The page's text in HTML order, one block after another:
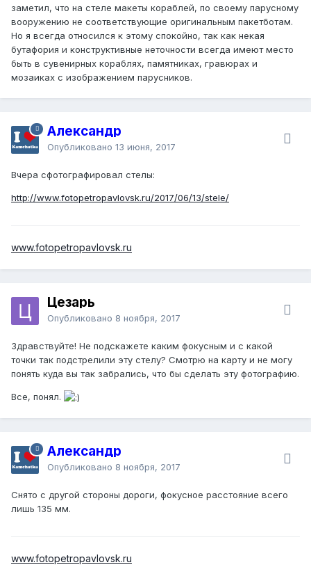
заметил, что на стеле макеты кораблей, по своему парусному
вооружению не соответствующие оригинальным пакетботам.
Но я всегда относился к этому спокойно, так как некая
бутафория и конструктивные неточности всегда имеют место
быть в сувенирных кораблях, памятниках, гравюрах и
мозаиках с изображением парусников.
Александр
Опубликовано 13 июня, 2017
Вчера сфотографировал стелы:
http://www.fotopetropavlovsk.ru/2017/06/13/stele/
www.fotopetropavlovsk.ru
Цезарь
Опубликовано 8 ноября, 2017
Здравствуйте! Не подскажете каким фокусным и с какой
точки так подстрелили эту стелу? Смотрю на карту и не могу
понять куда вы так забрались, что бы сделать эту фотографию.
Все, понял.
Александр
Опубликовано 8 ноября, 2017
Снято с другой стороны дороги, фокусное расстояние всего
лишь 135 мм.
www.fotopetropavlovsk.ru